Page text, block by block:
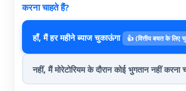
करना चाहते हैं?
हाँ, मैं हर महीने ब्याज चुकाऊंगा 👍 (वित्तीय बचत के लिए
नहीं, मैं मोरेटोरियम के दौरान कोई भुगतान नहीं करना